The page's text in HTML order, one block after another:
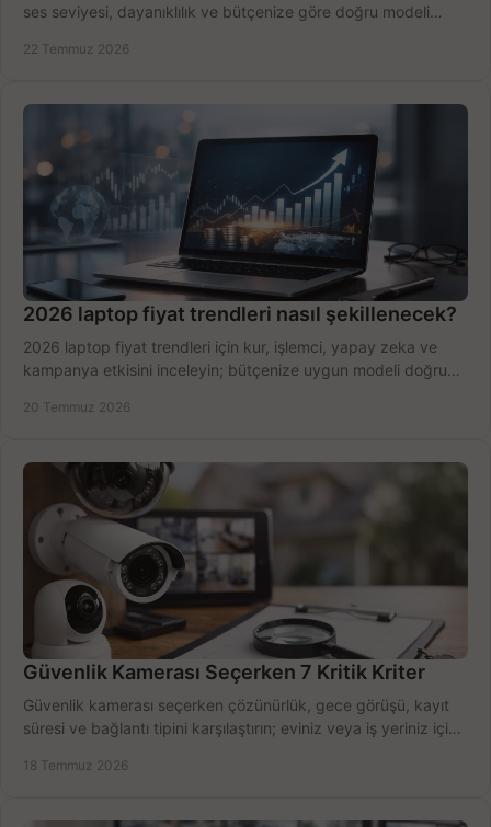
ses seviyesi, dayanıklılık ve bütçenize göre doğru modeli
22 Temmuz 2026
2026 laptop fiyat trendleri nasıl şekillenecek?
2026 laptop fiyat trendleri için kur, işlemci, yapay zeka ve
kampanya etkisini inceleyin; bütçenize uygun modeli doğru
20 Temmuz 2026
Güvenlik Kamerası Seçerken 7 Kritik Kriter
Güvenlik kamerası seçerken çözünürlük, gece görüşü, kayıt
süresi ve bağlantı tipini karşılaştırın; eviniz veya iş yeriniz için
18 Temmuz 2026